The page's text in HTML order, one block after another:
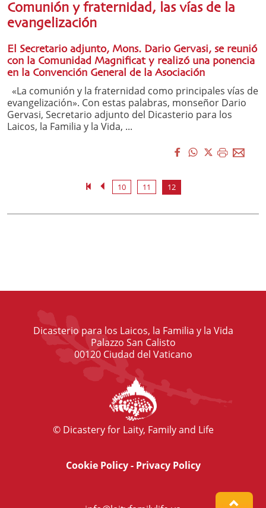
Comunión y fraternidad, las vías de la
evangelización
El Secretario adjunto, Mons. Dario Gervasi, se reunió
con la Comunidad Magnificat y realizó una ponencia
en la Convención General de la Asociación
«La comunión y la fraternidad como principales vías de
evangelización». Con estas palabras, monseñor Dario
Gervasi, Secretario adjunto del Dicasterio para los
Laicos, la Familia y la Vida, ...
10 11 12
Dicasterio para los Laicos, la Familia y la Vida
Palazzo San Calisto
00120 Ciudad del Vaticano
© Dicastery for Laity, Family and Life
Cookie Policy- Privacy Policy